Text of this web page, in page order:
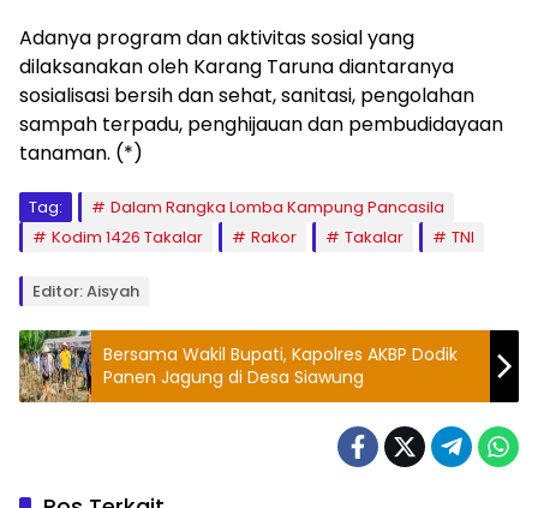
Adanya program dan aktivitas sosial yang
dilaksanakan oleh Karang Taruna diantaranya
sosialisasi bersih dan sehat, sanitasi, pengolahan
sampah terpadu, penghijauan dan pembudidayaan
tanaman. (*)
Tag:
Dalam Rangka Lomba Kampung Pancasila
Kodim 1426 Takalar
Rakor Takalar TNI
Editor: Aisyah
Bersama Wakil Bupati, Kapolres AKBP Dodik
Panen Jagung di Desa Siawung